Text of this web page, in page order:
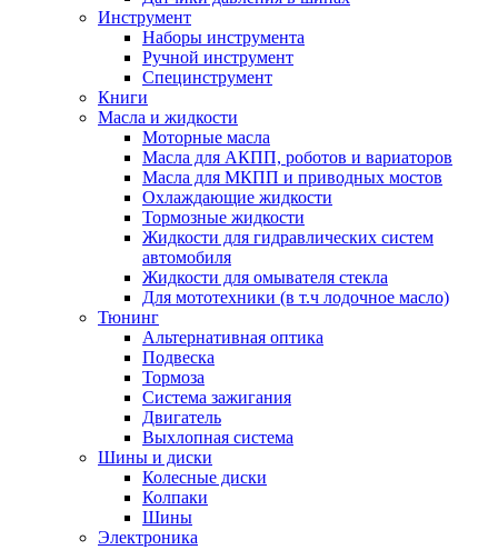
Инструмент
Наборы инструмента
Ручной инструмент
Специнструмент
Книги
Масла и жидкости
Моторные масла
Масла для АКПП, роботов и вариаторов
Масла для МКПП и приводных мостов
Охлаждающие жидкости
Тормозные жидкости
Жидкости для гидравлических систем
автомобиля
Жидкости для омывателя стекла
Для мототехники (в т.ч лодочное масло)
Тюнинг
Альтернативная оптика
Подвеска
Тормоза
Система зажигания
Двигатель
Выхлопная система
Шины и диски
Колесные диски
Колпаки
Шины
Электроника